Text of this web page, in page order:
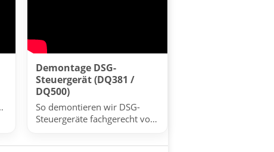
Demontage DSG-
Steuergerät (DQ381 /
DQ500)
So demontieren wir DSG-
Steuergeräte fachgerecht vor